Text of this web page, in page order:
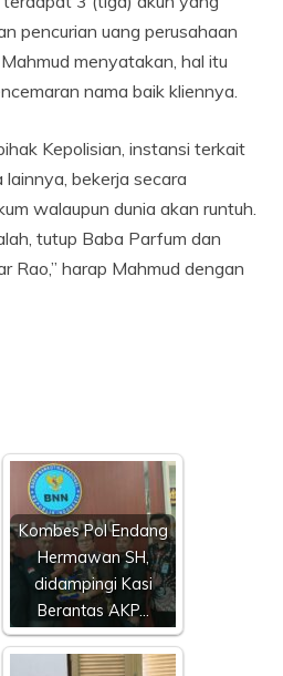
pencurian uang perusahaan
menyatakan, hal itu
nama baik kliennya.
Kepolisian, instansi terkait
bekerja secara
walaupun dunia akan runtuh.
tutup Baba Parfum dan
Rao,” harap Mahmud dengan
Kombes Pol Endang
Hermawan SH,
didampingi Kasi
Berantas AKP…